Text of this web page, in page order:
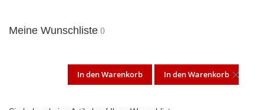
Meine Wunschliste
In den Warenkorb In den Warenkorb